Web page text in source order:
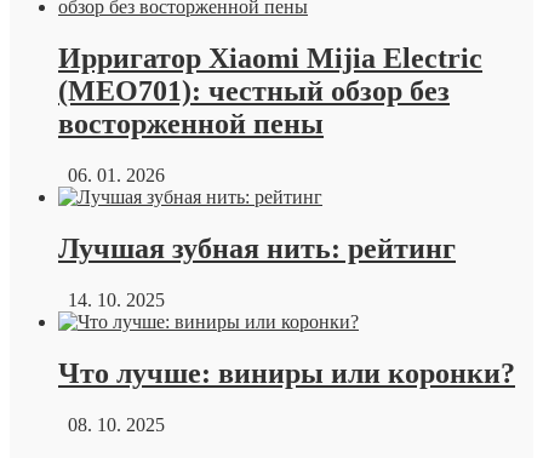
Ирригатор Xiaomi Mijia Electric
(MEO701): честный обзор без
восторженной пены
06. 01. 2026
Лучшая зубная нить: рейтинг
14. 10. 2025
Что лучше: виниры или коронки?
08. 10. 2025